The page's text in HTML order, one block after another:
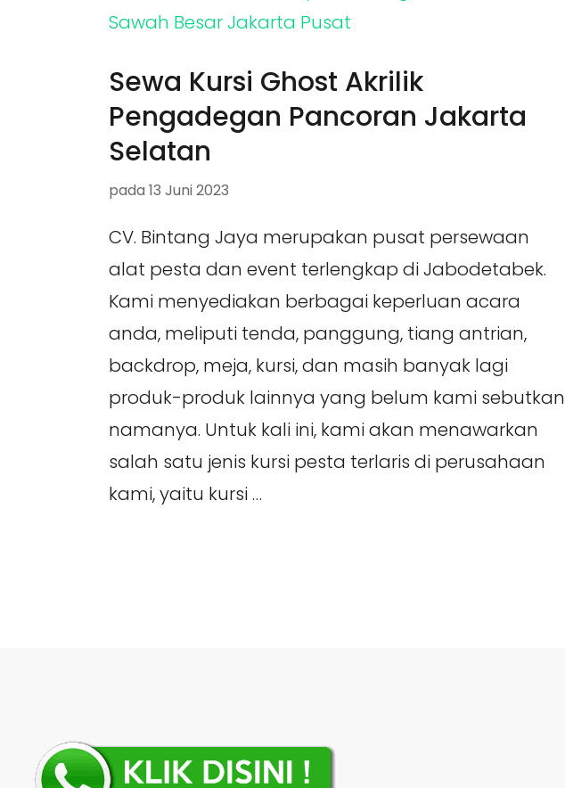
Sewa Kursi Ghost Akrilik
Pengadegan Pancoran Jakarta
Selatan
pada 13 Juni 2023
CV. Bintang Jaya merupakan pusat persewaan
alat pesta dan event terlengkap di Jabodetabek.
Kami menyediakan berbagai keperluan acara
anda, meliputi tenda, panggung, tiang antrian,
backdrop, meja, kursi, dan masih banyak lagi
produk-produk lainnya yang belum kami sebutkan
namanya. Untuk kali ini, kami akan menawarkan
salah satu jenis kursi pesta terlaris di perusahaan
kami, yaitu kursi …